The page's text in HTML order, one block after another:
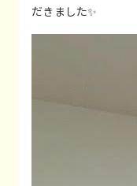
だきました✨